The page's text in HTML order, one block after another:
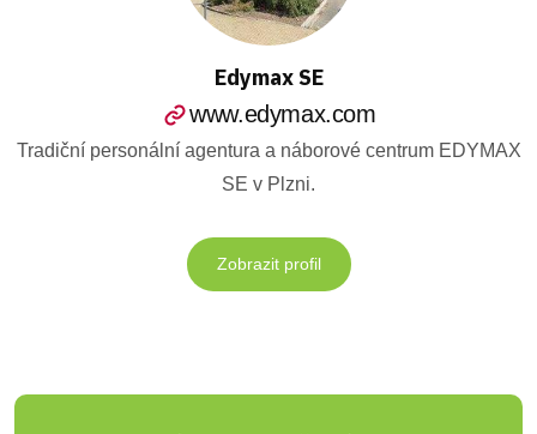
Edymax SE
www.edymax.com
Tradiční personální agentura a náborové centrum EDYMAX
SE v Plzni.
Zobrazit profil